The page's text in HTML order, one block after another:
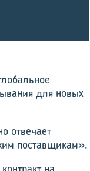
для новых
отвечает
поставщикам».